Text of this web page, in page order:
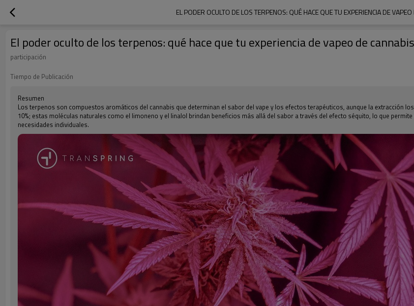
EL PODER OCULTO DE LOS TERPENOS: QUÉ HACE QUE TU EXPERIENCIA DE
El poder oculto de los terpenos: qué hace que tu experiencia de vapeo de
participación
Tiempo de Publicación
Resumen
Los terpenos son compuestos aromáticos del cannabis que determinan el sabor del vape y los efectos terapéuticos, aunque la extracción
10%; estas moléculas naturales como el limoneno y el linalol brindan beneficios más allá del sabor a través del efecto séquito, lo que
necesidades individuales.